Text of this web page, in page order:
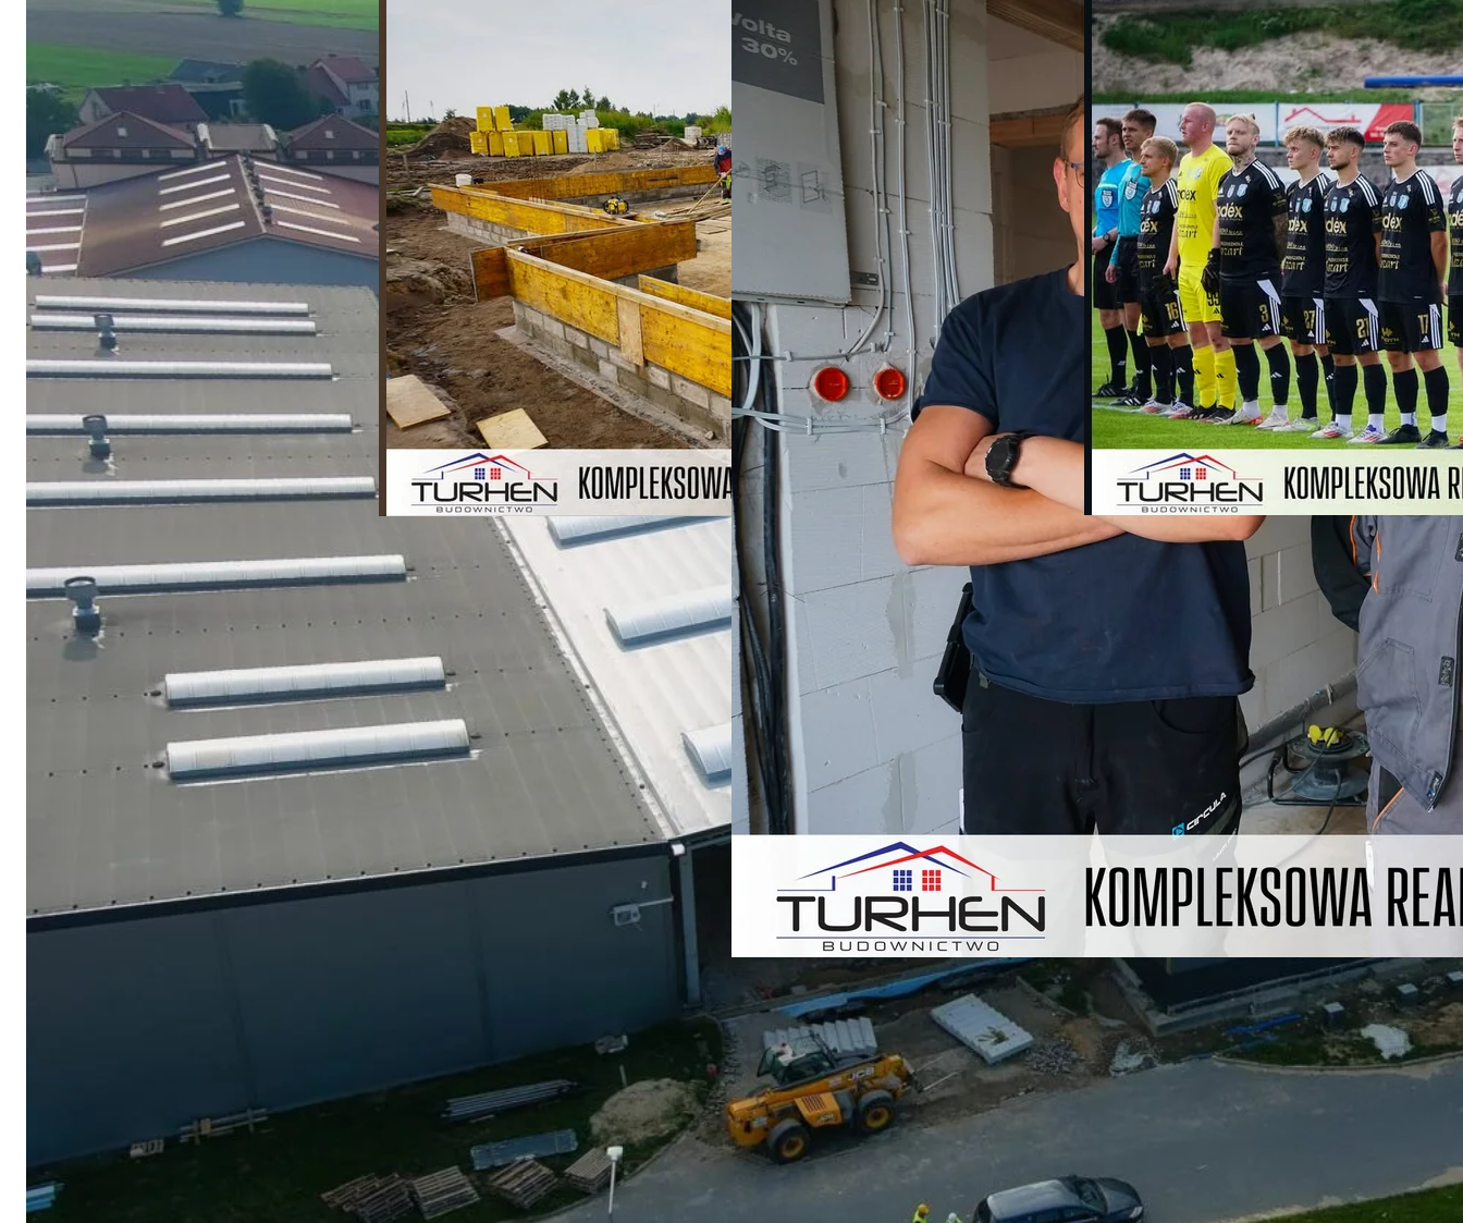
Ostatni dom na Osiedlu
Przy Mieszka w Iławie –
zamieszkaj w spokojnej
okolicy!
2025-09-04
Został tylko jeden! Chyba… W momencie,
gdy czytacie ten wpis, to może już być za
późno… Może być za późno na kupno
domu na iławskim Osiedle przy Mieszka,
bo został już tylko jeden! Nie straszymy,
ale też nie gwarantujemy, że np. dziś do
wieczora dom ten nie znajdzie nowego
właściciela. No ale przecież w życiu…
Lech-Jar – doświadczenie i
jakość w instalacjach
wodno-kanalizacyjnych na
Osiedlu Przy Mieszka
2025-08-29
Lata doświadczeń, mnóstwo projektów
zakończonych sukcesem Kooperacja to
Budujemy nie tylko domy –
Turhen kibicuje
Jeziorakowi Iława
Gramy (dalej) z Jeziorak Iława! Kluby
sportowe to bardzo ważna część lokalnej
społeczności. Mamy tego świadomość.
Wiemy też jednak, że te kluby – aby móc
normalnie funkcjonować – potrzebują
wsparcia. Działając m.in. na lokalnym
rynku budowlanym nie zapominamy o tym
i chętnie pomogliśmy w przeszłości
sportowcom z różnych dyscyplin. Nie
inaczej jest z Jeziorakiem Iława,…
Czytaj dalej…